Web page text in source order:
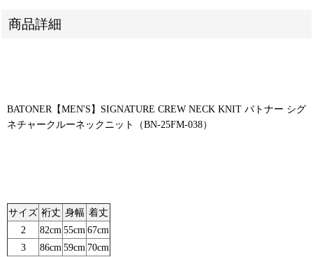
商品詳細
BATONER【MEN'S】SIGNATURE CREW NECK KNIT バトナー シグ
ネチャークルーネックニット（BN-25FM-038）
サイズ 裄丈 身幅 着丈
2
82cm 55cm 67cm
3
86cm 59cm 70cm